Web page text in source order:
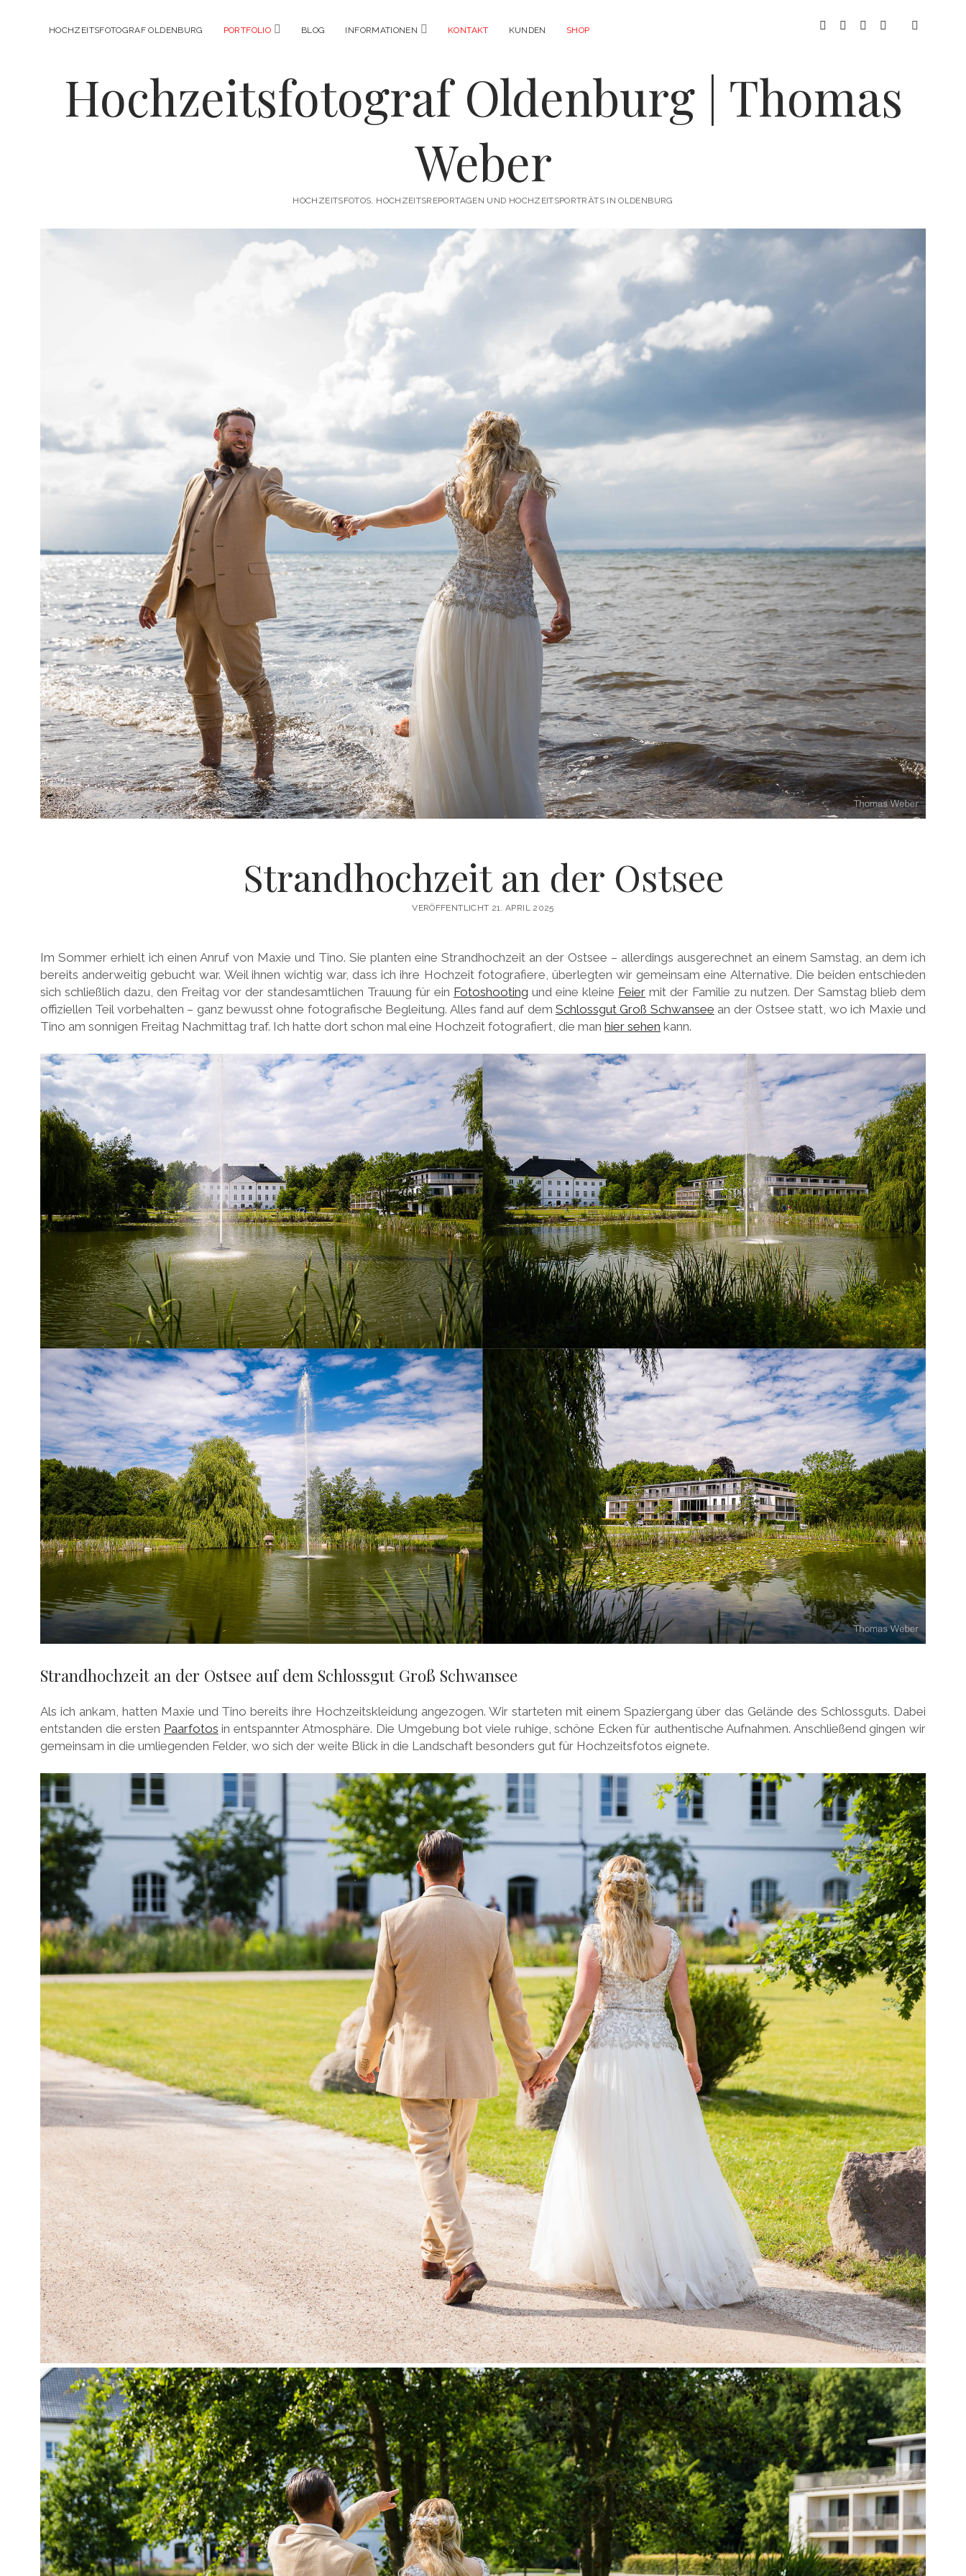
HOCHZEITSFOTOGRAF OLDENBURG PORTFOLIO Menü
BLOG INFORMATIONEN MenüKONTAKT KUNDEN SHOP facebookinstagrampinterest
youtube
Hochzeitsfotograf Oldenburg | Thomas
Weber
HOCHZEITSFOTOS, HOCHZEITSREPORTAGEN UND HOCHZEITSPORTRÄTS IN OLDENBURG
Strandhochzeit an der Ostsee
VERÖFFENTLICHT 21. APRIL 2025
Im Sommer erhielt ich einen Anruf von Maxie und Tino. Sie planten eine Strandhochzeit an der Ostsee – allerdings ausgerechnet an einem Samstag, an dem ich
bereits anderweitig gebucht war. Weil ihnen wichtig war, dass ich ihre Hochzeit fotografiere, überlegten wir gemeinsam eine Alternative. Die beiden entschieden
sich schließlich dazu, den Freitag vor der standesamtlichen Trauung für ein Fotoshooting und eine kleine Feier mit der Familie zu nutzen. Der Samstag blieb dem
offiziellen Teil vorbehalten – ganz bewusst ohne fotografische Begleitung. Alles fand auf demSchlossgut Groß Schwansee an der Ostsee statt, wo ich Maxie und
Tino am sonnigen Freitag Nachmittag traf. Ich hatte dort schon mal eine Hochzeit fotografiert, die man hier sehen kann.
Strandhochzeit an der Ostsee auf dem Schlossgut Groß Schwansee
Als ich ankam, hatten Maxie und Tino bereits ihre Hochzeitskleidung angezogen. Wir starteten mit einem Spaziergang über das Gelände des Schlossguts. Dabei
entstanden die ersten Paarfotos in entspannter Atmosphäre. Die Umgebung bot viele ruhige, schöne Ecken für authentische Aufnahmen. Anschließend gingen wir
gemeinsam in die umliegenden Felder, wo sich der weite Blick in die Landschaft besonders gut für Hochzeitsfotos eignete.